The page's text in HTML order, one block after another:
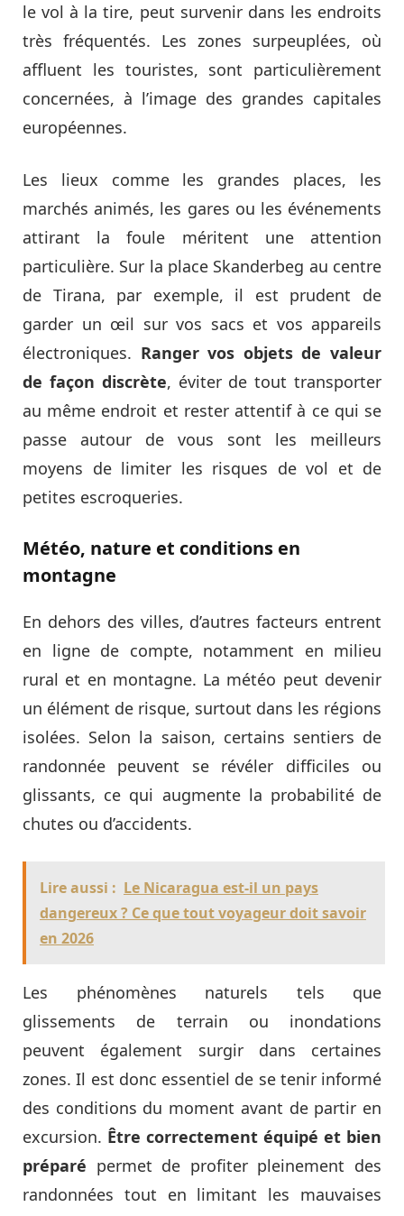
le vol à la tire, peut survenir dans les endroits
très fréquentés. Les zones surpeuplées, où
affluent les touristes, sont particulièrement
concernées, à l’image des grandes capitales
européennes.
Les lieux comme les grandes places, les
marchés animés, les gares ou les événements
attirant la foule méritent une attention
particulière. Sur la place Skanderbeg au centre
de Tirana, par exemple, il est prudent de
garder un œil sur vos sacs et vos appareils
électroniques. Ranger vos objets de valeur
de façon discrète, éviter de tout transporter
au même endroit et rester attentif à ce qui se
passe autour de vous sont les meilleurs
moyens de limiter les risques de vol et de
petites escroqueries.
Météo, nature et conditions en
montagne
En dehors des villes, d’autres facteurs entrent
en ligne de compte, notamment en milieu
rural et en montagne. La météo peut devenir
un élément de risque, surtout dans les régions
isolées. Selon la saison, certains sentiers de
randonnée peuvent se révéler difficiles ou
glissants, ce qui augmente la probabilité de
chutes ou d’accidents.
Lire aussi : Le Nicaragua est-il un pays
dangereux ? Ce que tout voyageur doit savoir
en 2026
Les phénomènes naturels tels que
glissements de terrain ou inondations
peuvent également surgir dans certaines
zones. Il est donc essentiel de se tenir informé
des conditions du moment avant de partir en
excursion. Être correctement équipé et bien
préparé permet de profiter pleinement des
randonnées tout en limitant les mauvaises